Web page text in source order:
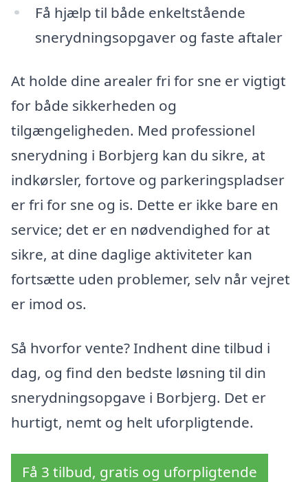
Få hjælp til både enkeltstående
snerydningsopgaver og faste aftaler
At holde dine arealer fri for sne er vigtigt
for både sikkerheden og
tilgængeligheden. Med professionel
snerydning i Borbjerg kan du sikre, at
indkørsler, fortove og parkeringspladser
er fri for sne og is. Dette er ikke bare en
service; det er en nødvendighed for at
sikre, at dine daglige aktiviteter kan
fortsætte uden problemer, selv når vejret
er imod os.
Så hvorfor vente? Indhent dine tilbud i
dag, og find den bedste løsning til din
snerydningsopgave i Borbjerg. Det er
hurtigt, nemt og helt uforpligtende.
Få 3 tilbud, gratis og uforpligtende